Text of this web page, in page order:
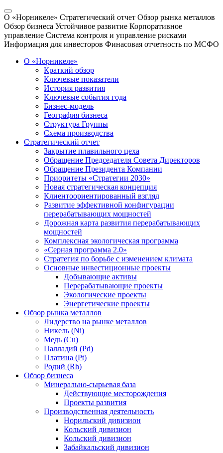
О «Норникеле» Стратегический отчет Обзор рынка металлов
Обзор бизнеса Устойчивое развитие Корпоративное
управление Система контроля и управление рисками
Информация для инвесторов Финасовая отчетность по МСФО
О «Норникеле»
Краткий обзор
Ключевые показатели
История развития
Ключевые события года
Бизнес-модель
География бизнеса
Структура Группы
Схема производства
Стратегический отчет
Закрытие плавильного цеха
Обращение Председателя Совета Директоров
Обращение Президента Компании
Приоритеты «Стратегии 2030»
Новая стратегическая концепция
Клиентоориентированный взгляд
Развитие эффективной конфигурации
перерабатывающих мощностей
Дорожная карта развития перерабатывающих
мощностей
Комплексная экологическая программа
«Серная программа 2.0»
Стратегия по борьбе с изменением климата
Основные инвестиционные проекты
Добывающие активы
Перерабатывающие проекты
Экологические проекты
Энергетические проекты
Обзор рынка металлов
Лидерство на рынке металлов
Никель (Ni)
Медь (Cu)
Палладий (Pd)
Платина (Pt)
Родий (Rh)
Обзор бизнеса
Минерально-сырьевая база
Действующие месторождения
Проекты развития
Производственная деятельность
Норильский дивизион
Кольский дивизион
Кольский дивизион
Забайкальский дивизион